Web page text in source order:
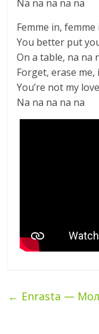
Na na na na na
Femme in, femme
You better put
On a table, na na
Forget, erase me,
You’re not my
Na na na na na
← Enrasta —